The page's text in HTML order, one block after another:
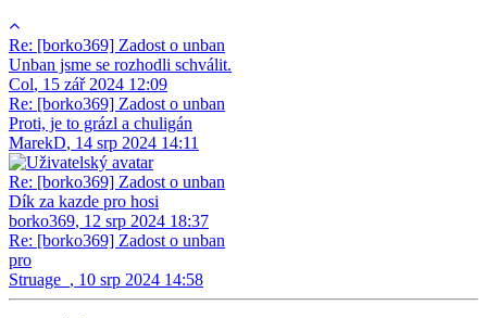
Re: [borko369] Zadost o unban
Unban jsme se rozhodli schválit.
Col, 15 zář 2024 12:09
Re: [borko369] Zadost o unban
Proti, je to grázl a chuligán
MarekD, 14 srp 2024 14:11
Re: [borko369] Zadost o unban
Dík za kazde pro hosi
borko369, 12 srp 2024 18:37
Re: [borko369] Zadost o unban
pro
Struage_ , 10 srp 2024 14:58